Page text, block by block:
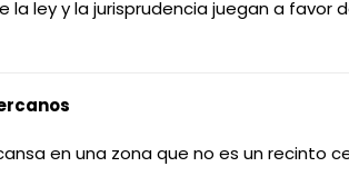
ley y la jurisprudencia juegan a favor
en una zona que no es un recinto